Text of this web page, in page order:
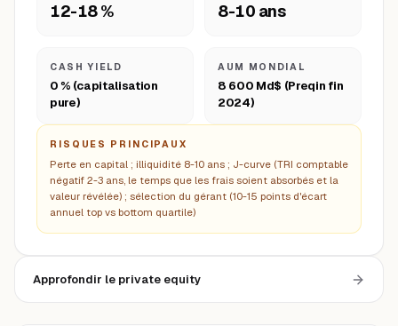
12-18 % 8-10 ans
CASH YIELD
0 % (capitalisation
pure)
AUM MONDIAL
8 600 Md$ (Preqin fin
2024)
RISQUES PRINCIPAUX
Perte en capital ; illiquidité 8-10 ans ; J-curve (TRI comptable
négatif 2-3 ans, le temps que les frais soient absorbés et la
valeur révélée) ; sélection du gérant (10-15 points d'écart
annuel top vs bottom quartile)
Approfondir le private equity